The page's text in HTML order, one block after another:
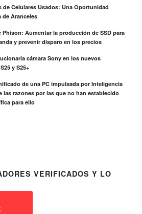
de Celulares Usados: Una Oportunidad
de Aranceles
Phison: Aumentar la producción de SSD para
y prevenir disparo en los precios
cámara Sony en los nuevos
y S25+
de una PC impulsada por Inteligencia
las razones por las que no han establecido
para ello
VERIFICADOS Y LO